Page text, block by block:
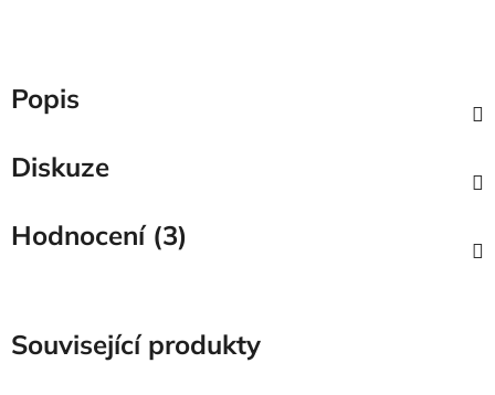
Popis
Diskuze
Hodnocení (3)
Související produkty